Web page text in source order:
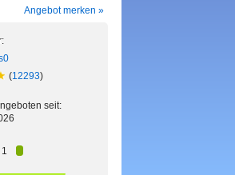
Angebot merken »
(12293)
seit:
1